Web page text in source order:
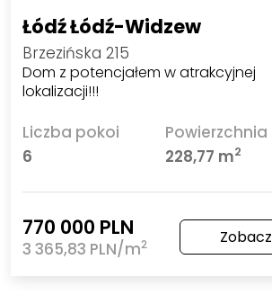
Łódź Łódź-Widzew
Brzezińska 215
Dom z potencjałem w atrakcyjnej
lokalizacji!!!
Liczba pokoi
6
Powierzchnia
228,77 m2
770 000 PLN
3 365,83 PLN/m2 Zobacz